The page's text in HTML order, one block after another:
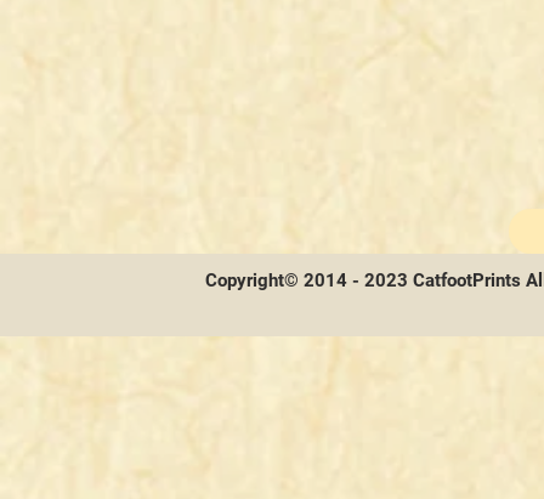
Copyright© 2014 - 2023 CatfootPrints